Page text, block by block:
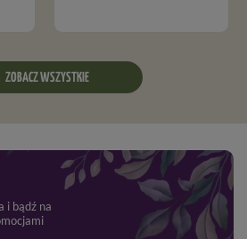
ZOBACZ WSZYSTKIE
i bądź na